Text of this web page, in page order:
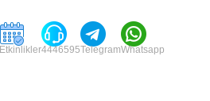
Etkinlikler4446595TelegramWhatsapp